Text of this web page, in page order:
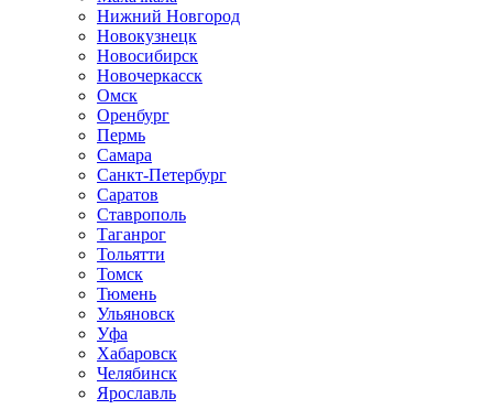
Нижний Новгород
Новокузнецк
Новосибирск
Новочеркаcск
Омск
Оренбург
Пермь
Самара
Санкт-Петербург
Саратов
Ставрополь
Таганрог
Тольятти
Томск
Тюмень
Ульяновск
Уфа
Хабаровск
Челябинск
Ярославль